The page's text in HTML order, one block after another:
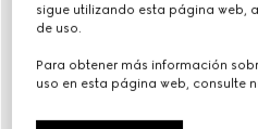
sigue utilizando esta página web,
de uso.
Para obtener más información
uso en esta página web, consulte